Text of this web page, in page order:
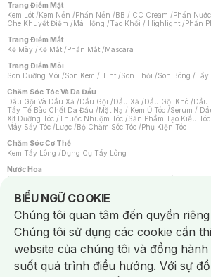
Trang Điểm Mặt
Kem Lót /Kem Nền /Phấn Nền /BB / CC Cream /Phấn
Che Khuyết Điểm /Má Hồng /Tạo Khối / Highlight /Phấn
Trang Điểm Mắt
Kẻ Mày /Kẻ Mắt /Phấn Mắt /Mascara
Trang Điểm Môi
Son Dưỡng Môi /Son Kem / Tint /Son Thỏi /Son Bóng /Tẩy
Chăm Sóc Tóc Và Da Đầu
Dầu Gội Và Dầu Xả /Dầu Gội /Dầu Xả /Dầu Gội Khô /Dầu
Tẩy Tế Bào Chết Da Đầu /Mặt Nạ / Kem Ủ Tóc /Serum /
Xịt Dưỡng Tóc /Thuốc Nhuộm Tóc /Sản Phẩm Tạo Kiểu Tóc
Máy Sấy Tóc /Lược /Bộ Chăm Sóc Tóc /Phụ Kiện Tóc
Chăm Sóc Cơ Thể
Kem Tẩy Lông /Dụng Cụ Tẩy Lông
Nước Hoa
Nước Hoa Nữ
Chăm Sóc Cá Nhân
Chống Muỗi /Khẩu Trang /Máy Massage/Mặt Nạ Xông Hơi
Sản Phẩm Chăm Sóc Khác /Bàn Chải Đánh Răng /Bàn
Hỗ Trợ Trắng Răng/Kem Đánh Răng /Máy Tăm Nước/
Tăm / Chỉ Nha Khoa/ Xịt Thơm Miệng / Dung Dịch Vệ Sinh
Khăn Ướt Vệ Sinh Vùng Kín/Băng Vệ Sinh/Tampon/Bọt
Máy Cạo Râu
Vấn Đề Về Da
BIỂU NGỮ COOKIE
Notice about cookies usage
Chúng tôi quan tâm đến quyền
Chúng tôi sử dụng các cookie cần
website của chúng tôi và đồng
suốt quá trình điều hướng. Với sự